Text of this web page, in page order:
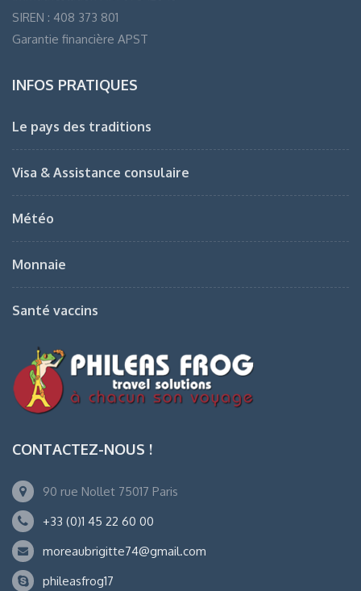
SIREN : 408 373 801
Garantie financière APST
INFOS PRATIQUES
Le pays des traditions
Visa & Assistance consulaire
Météo
Monnaie
Santé vaccins
CONTACTEZ-NOUS !
90 rue Nollet 75017 Paris
+33 (0)1 45 22 60 00
moreaubrigitte74@gmail.com
phileasfrog17